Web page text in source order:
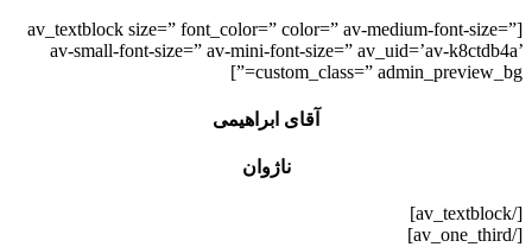
[av_textblock size=” font_color=” color=” av-medium-font-size=”
av-small-font-size=” av-mini-font-size=” av_uid=’av-k8ctdb4a’
custom_class=” admin_preview_bg=”]
آقای ابراهیمی
ناژوان
[/av_textblock]
[/av_one_third]